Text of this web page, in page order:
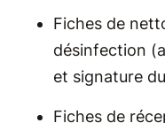
Fiches de
désinfection
et signature
Fiches de